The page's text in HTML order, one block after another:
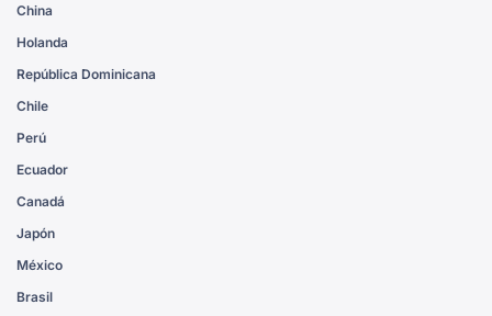
China
Holanda
República Dominicana
Chile
Perú
Ecuador
Canadá
Japón
México
Brasil